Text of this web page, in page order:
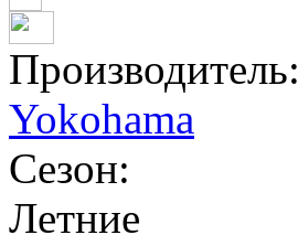
Производитель:
Yokohama
Сезон:
Летние